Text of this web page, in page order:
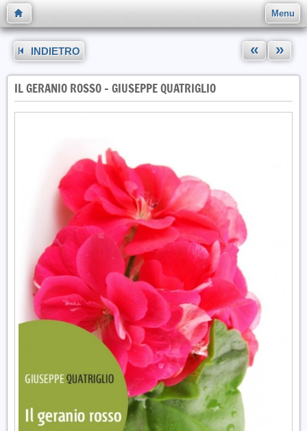
Menu
INDIETRO « »
IL GERANIO ROSSO - GIUSEPPE QUATRIGLIO